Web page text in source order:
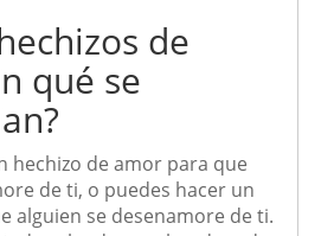
de
qué se
hechizo de amor para que
de ti, o puedes hacer un
alguien se desenamore de ti.